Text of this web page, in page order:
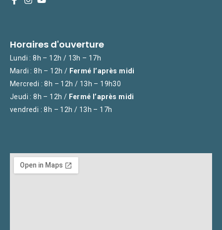
Horaires d'ouverture
Lundi : 8h – 12h / 13h – 17h
Mardi : 8h – 12h / Fermé l’après midi
Mercredi : 8h – 12h / 13h – 19h30
Jeudi : 8h – 12h / Fermé l’après midi
vendredi : 8h – 12h / 13h – 17h